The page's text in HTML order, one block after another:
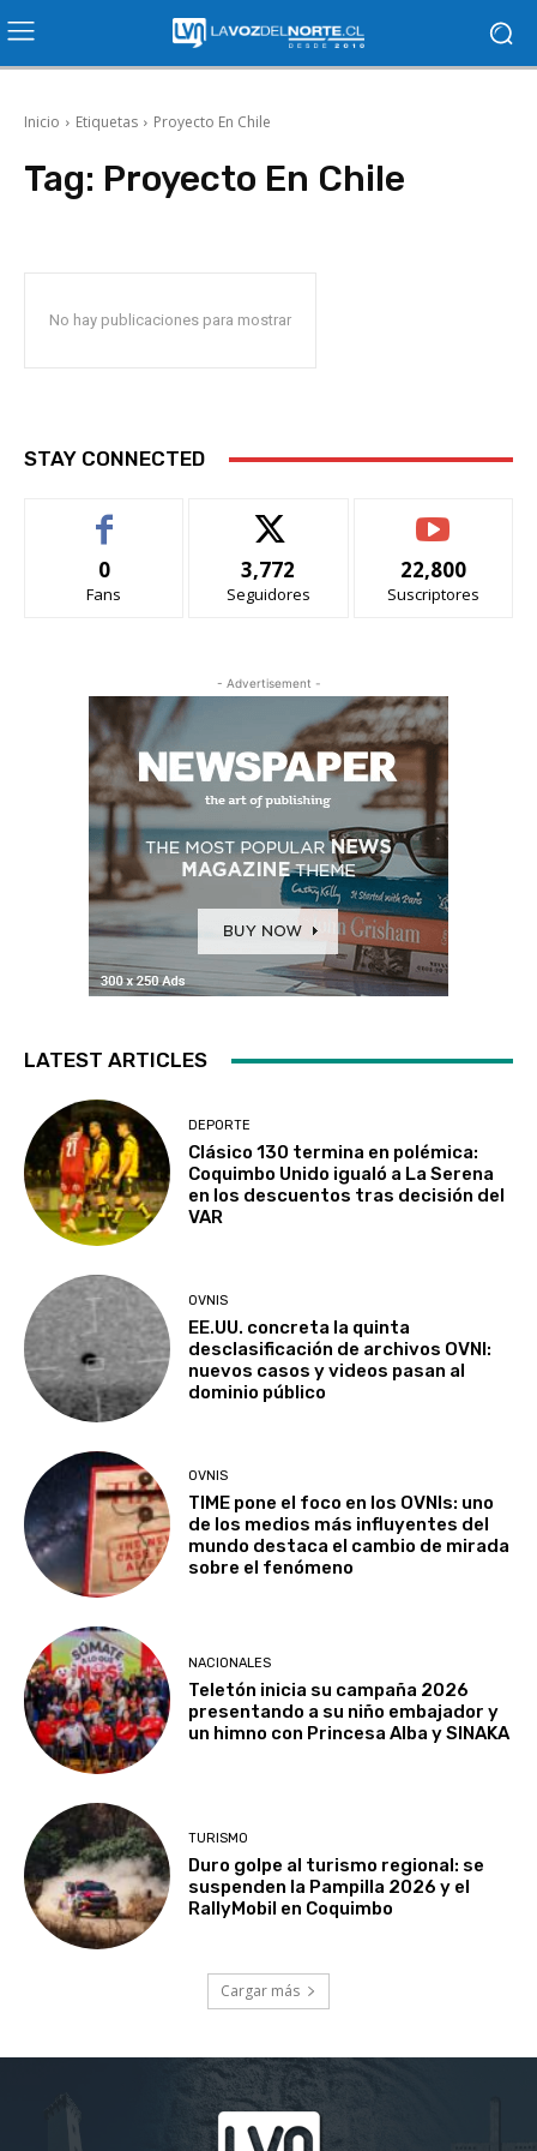
Inicio Etiquetas Proyecto En Chile
Tag: Proyecto En Chile
No hay publicaciones para mostrar
STAY CONNECTED
0
Fans
3,772
Seguidores
22,800
Suscriptores
- Advertisement -
LATEST ARTICLES
DEPORTE
Clásico 130 termina en polémica:
Coquimbo Unido igualó a La Serena
en los descuentos tras decisión del
VAR
OVNIS
EE.UU. concreta la quinta
desclasificación de archivos OVNI:
nuevos casos y videos pasan al
dominio público
OVNIS
TIME pone el foco en los OVNIs: uno
de los medios más influyentes del
mundo destaca el cambio de mirada
sobre el fenómeno
NACIONALES
Teletón inicia su campaña 2026
presentando a su niño embajador y
un himno con Princesa Alba y SINAKA
TURISMO
Duro golpe al turismo regional: se
suspenden la Pampilla 2026 y el
RallyMobil en Coquimbo
Cargar más